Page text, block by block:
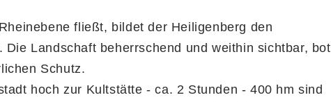
fließt, bildet der Heiligenberg den
Landschaft beherrschend und weithin sichtbar, bot
Schutz.
hoch zur Kultstätte - ca. 2 Stunden - 400 hm sind